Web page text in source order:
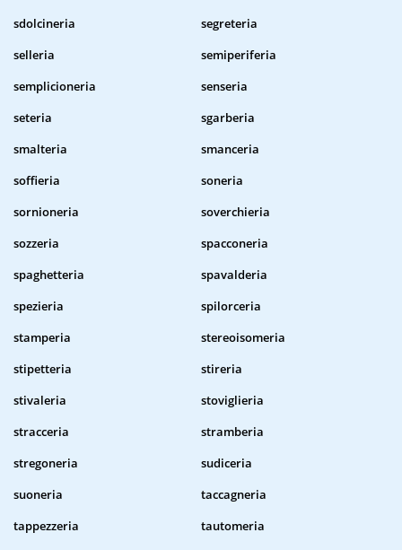
sdolcineria
segreteria
selleria
semiperiferia
semplicioneria
senseria
seteria
sgarberia
smalteria
smanceria
soffieria
soneria
sornioneria
soverchieria
sozzeria
spacconeria
spaghetteria
spavalderia
spezieria
spilorceria
stamperia
stereoisomeria
stipetteria
stireria
stivaleria
stoviglieria
stracceria
stramberia
stregoneria
sudiceria
suoneria
taccagneria
tappezzeria
tautomeria